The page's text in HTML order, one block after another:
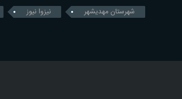
شهرستان مهدیشهر نیزوا نیوز